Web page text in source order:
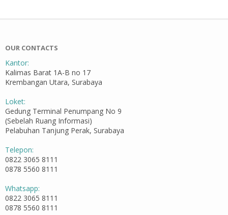
OUR CONTACTS
Kantor:
Kalimas Barat 1A-B no 17
Krembangan Utara, Surabaya
Loket:
Gedung Terminal Penumpang No 9
(Sebelah Ruang Informasi)
Pelabuhan Tanjung Perak, Surabaya
Telepon:
0822 3065 8111
0878 5560 8111
Whatsapp:
0822 3065 8111
0878 5560 8111